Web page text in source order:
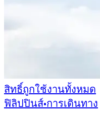
สิทธิ์ถูกใช้งานทั้งหมด
ฟิลิปปินส์•การเดินทาง